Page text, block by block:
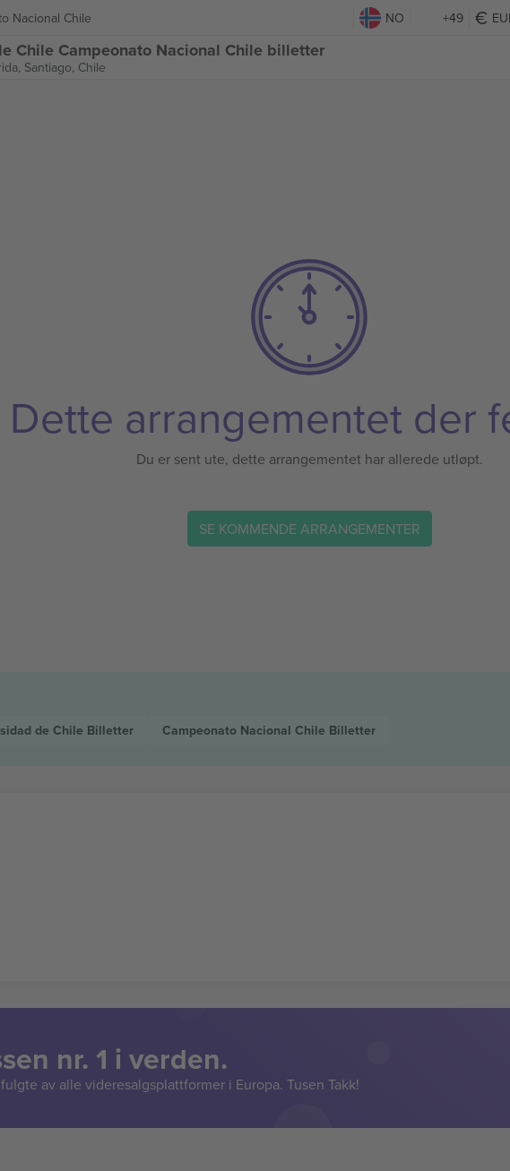
Nacional Chile NO +49
Chile Campeonato Nacional Chile billetter
Santiago, Chile
Dette arrangementet der
Du er sent ute, dette arrangementet har allerede utløpt.
SE KOMMENDE ARRANGEMENTER
de Chile Billetter Campeonato Nacional Chile Billetter
nr. 1 i verden.
av alle videresalgsplattformer i Europa. Tusen Takk!